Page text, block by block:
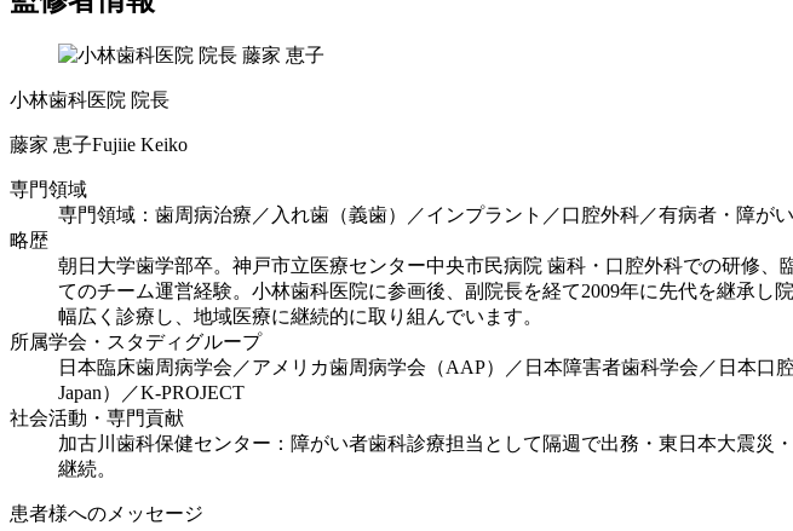
小林歯科医院 院長
藤家 恵子Fujiie Keiko
専門領域
専門領域：歯周病治療／入れ歯（義歯）／インプラント／口腔外科／有病者・障が
略歴
朝日大学歯学部卒。神戸市立医療センター中央市民病院 歯科・口腔外科での研修
てのチーム運営経験。小林歯科医院に参画後、副院長を経て2009年に先代を継承
幅広く診療し、地域医療に継続的に取り組んでいます。
所属学会・スタディグループ
日本臨床歯周病学会／アメリカ歯周病学会（AAP）／日本障害者歯科学会／日本口
Japan）／K-PROJECT
社会活動・専門貢献
加古川歯科保健センター：障がい者歯科診療担当として隔週で出務・東日本大震
継続。
患者様へのメッセージ